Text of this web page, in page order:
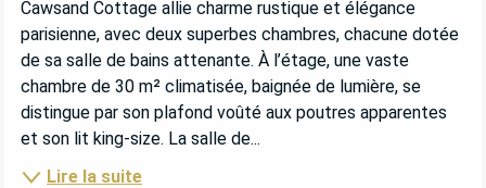
Cawsand Cottage allie charme rustique et élégance
parisienne, avec deux superbes chambres, chacune dotée
de sa salle de bains attenante. À l’étage, une vaste
chambre de 30 m² climatisée, baignée de lumière, se
distingue par son plafond voûté aux poutres apparentes
et son lit king-size. La salle de...
Lire la suite